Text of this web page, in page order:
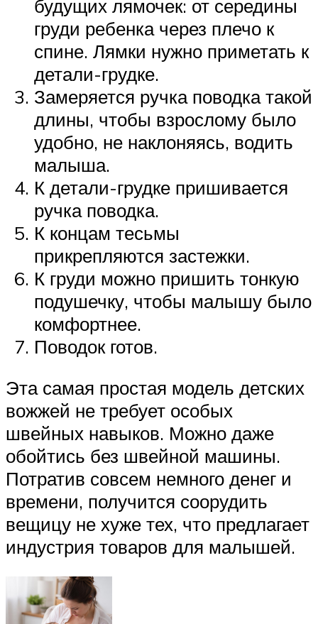
будущих лямочек: от середины
груди ребенка через плечо к
спине. Лямки нужно приметать к
детали-грудке.
Замеряется ручка поводка такой
длины, чтобы взрослому было
удобно, не наклоняясь, водить
малыша.
К детали-грудке пришивается
ручка поводка.
К концам тесьмы
прикрепляются застежки.
К груди можно пришить тонкую
подушечку, чтобы малышу было
комфортнее.
Поводок готов.
Эта самая простая модель детских
вожжей не требует особых
швейных навыков. Можно даже
обойтись без швейной машины.
Потратив совсем немного денег и
времени, получится соорудить
вещицу не хуже тех, что предлагает
индустрия товаров для малышей.